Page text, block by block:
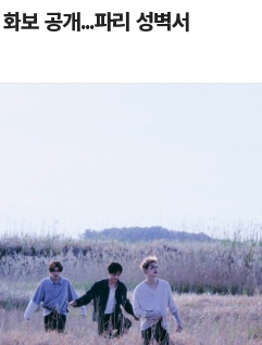
보 공개...파리 성벽서